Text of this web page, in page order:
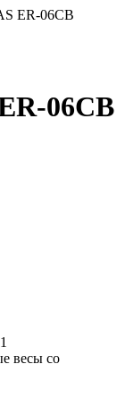
ER-06СВ
06СВ
весы со